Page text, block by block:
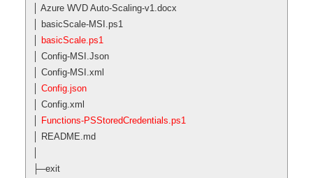
│ Azure WVD Auto-Scaling-v1.docx
│ basicScale-MSI.ps1
basicScale.ps1
│ Config-MSI.Json
│ Config-MSI.xml
Config.json
│ Config.xml
Functions-PSStoredCredentials.ps1
│ README.md
├─exit